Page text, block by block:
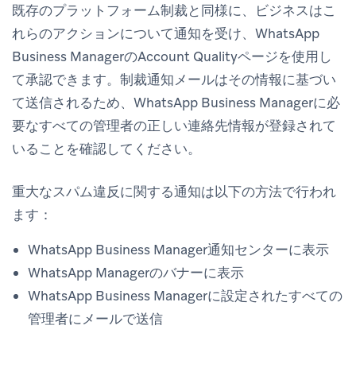
既存のプラットフォーム制裁と同様に、ビジネスはこ
れらのアクションについて通知を受け、WhatsApp
Business ManagerのAccount Qualityページを使用し
て承認できます。制裁通知メールはその情報に基づい
て送信されるため、WhatsApp Business Managerに必
要なすべての管理者の正しい連絡先情報が登録されて
いることを確認してください。
重大なスパム違反に関する通知は以下の方法で行われ
ます：
WhatsApp Business Manager通知センターに表示
WhatsApp Managerのバナーに表示
WhatsApp Business Managerに設定されたすべての
管理者にメールで送信